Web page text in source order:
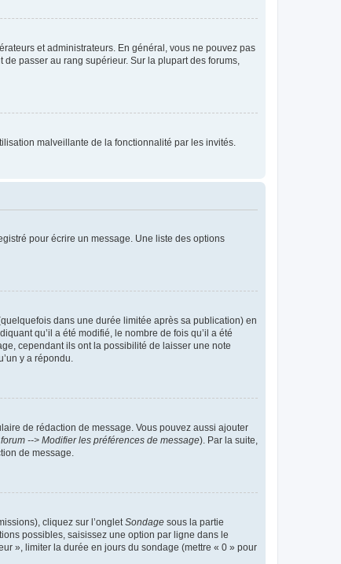
et administrateurs. En général, vous ne pouvez pas
de passer au rang supérieur. Sur la plupart des forums,
malveillante de la fonctionnalité par les invités.
pour écrire un message. Une liste des options
dans une durée limitée après sa publication) en
qu’il a été modifié, le nombre de fois qu’il a été
cependant ils ont la possibilité de laisser une note
y a répondu.
de rédaction de message. Vous pouvez aussi ajouter
--> Modifier les préférences de message). Par la suite,
de message.
cliquez sur l’ongletSondage sous la partie
possibles, saisissez une option par ligne dans le
», limiter la durée en jours du sondage (mettre « 0 » pour